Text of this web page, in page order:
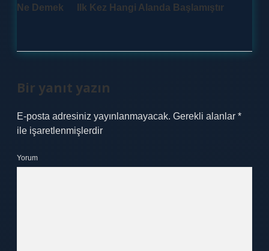
Ne Demek
Ilk Kez Hangi Alanda Başlamıştır
Bir yanıt yazın
E-posta adresiniz yayınlanmayacak. Gerekli alanlar *
ile işaretlenmişlerdir
Yorum